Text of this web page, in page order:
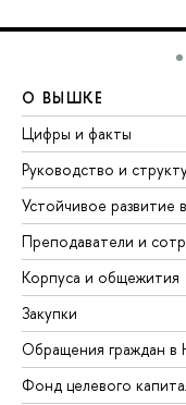
О ВЫШКЕ
Цифры и факты
Руководство и
Устойчивое
Преподаватели и
Корпуса и общежития
Закупки
Обращения граждан
Фонд целевого